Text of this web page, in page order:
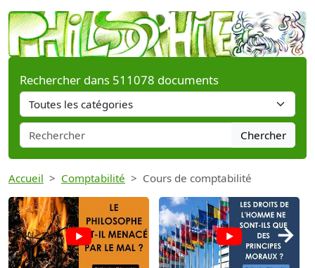
Rechercher dans 511078 documents
Chercher
Accueil Comptabilité Cours de comptabilité
→